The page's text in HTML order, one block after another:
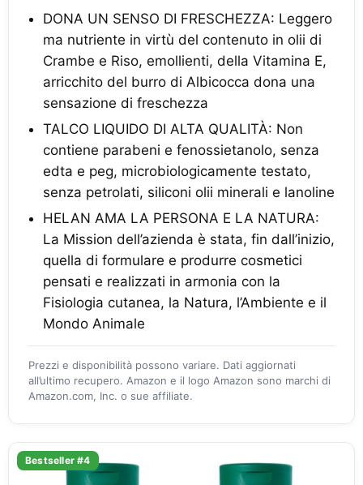
DONA UN SENSO DI FRESCHEZZA: Leggero
ma nutriente in virtù del contenuto in olii di
Crambe e Riso, emollienti, della Vitamina E,
arricchito del burro di Albicocca dona una
sensazione di freschezza
TALCO LIQUIDO DI ALTA QUALITÀ: Non
contiene parabeni e fenossietanolo, senza
edta e peg, microbiologicamente testato,
senza petrolati, siliconi olii minerali e lanoline
HELAN AMA LA PERSONA E LA NATURA:
La Mission dell’azienda è stata, fin dall’inizio,
quella di formulare e produrre cosmetici
pensati e realizzati in armonia con la
Fisiologia cutanea, la Natura, l’Ambiente e il
Mondo Animale
Prezzi e disponibilità possono variare. Dati aggiornati
all’ultimo recupero. Amazon e il logo Amazon sono marchi di
Amazon.com, Inc. o sue affiliate.
Bestseller #4